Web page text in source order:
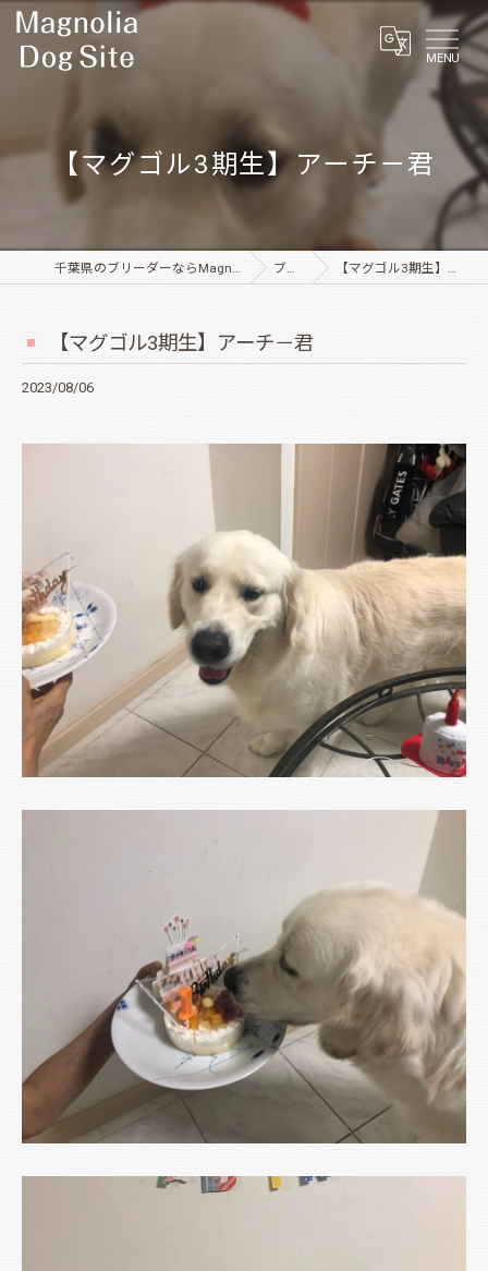
MENU
【マグゴル3期生】アーチ－君
千葉県のブリーダーならMagnolia Dog Site ブログ 【マグゴル3期生】アーチ－君
【マグゴル3期生】アーチ－君
2023/08/06